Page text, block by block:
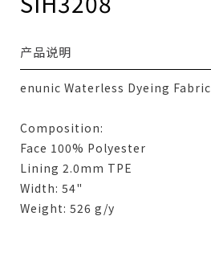
产品说明
enunic Waterless Dyeing Fabric
Composition:
Face 100% Polyester
Lining 2.0mm TPE
Width: 54"
Weight: 526 g/y